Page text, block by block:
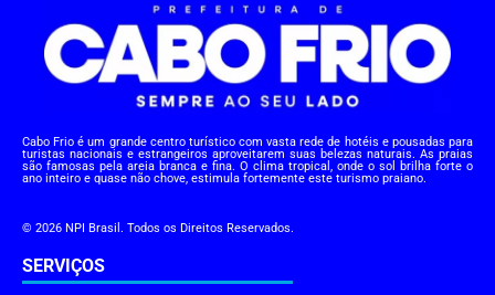
Cabo Frio é um grande centro turístico com vasta rede de hotéis e pousadas para
turistas nacionais e estrangeiros aproveitarem suas belezas naturais. As praias
são famosas pela areia branca e fina. O clima tropical, onde o sol brilha forte o
ano inteiro e quase não chove, estimula fortemente este turismo praiano.
© 2026 NPI Brasil. Todos os Direitos Reservados.
SERVIÇOS